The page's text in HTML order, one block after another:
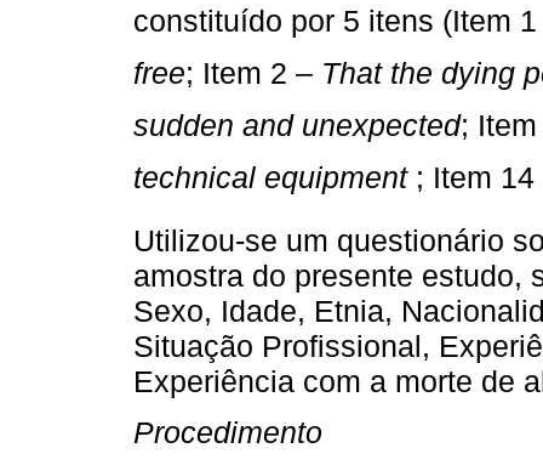
constituído por 5 itens (Item 1
free; Item 2 –  That the dying
sudden and unexpected; Item
technical equipment ; Item 14
Utilizou-se um questionário
amostra do presente estudo,
Sexo, Idade, Etnia,
Situação Profissional,
Experiência com a morte de
Procedimento